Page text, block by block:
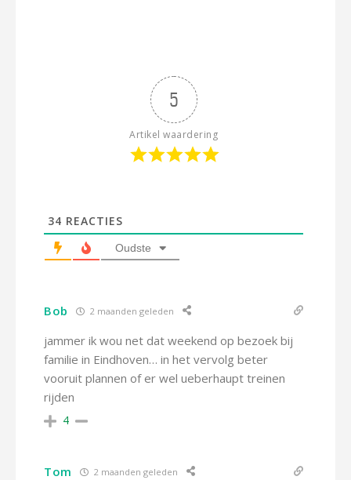
5
Artikel waardering
34 REACTIES
Oudste
Bob 2 maanden geleden
jammer ik wou net dat weekend op bezoek bij
familie in Eindhoven… in het vervolg beter
vooruit plannen of er wel ueberhaupt treinen
rijden
4
Tom 2 maanden geleden